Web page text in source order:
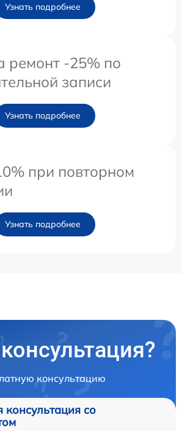
Узнать подробнее
ремонт -25% по
записи
Узнать подробнее
при повторном
Узнать подробнее
консультацию
консультация со